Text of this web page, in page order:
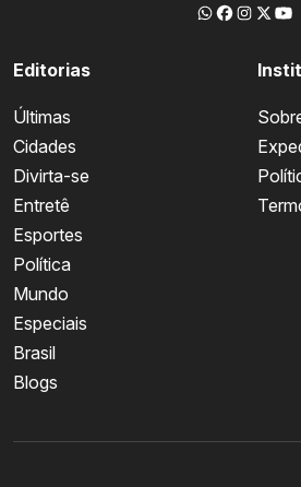
Editorias
Últimas
Cidades
Divirta-se
Entretê
Esportes
Política
Mundo
Especiais
Brasil
Blogs